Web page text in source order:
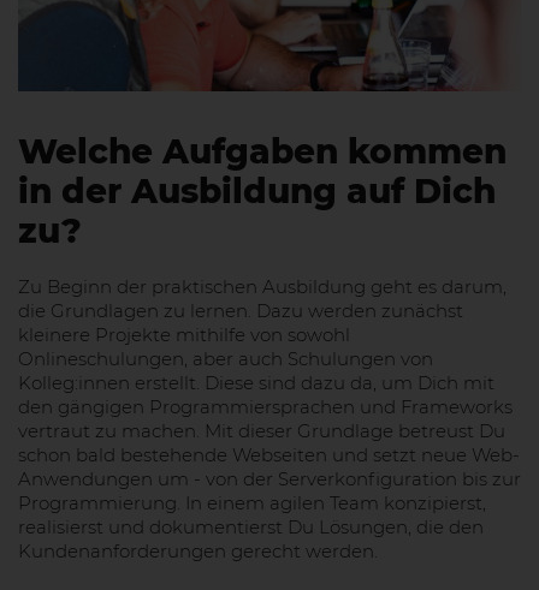
Welche Aufgaben kommen
in der Ausbildung auf Dich
zu?
Zu Beginn der praktischen Ausbildung geht es darum,
die Grundlagen zu lernen. Dazu werden zunächst
kleinere Projekte mithilfe von sowohl
Onlineschulungen, aber auch Schulungen von
Kolleg:innen erstellt. Diese sind dazu da, um Dich mit
den gängigen Programmiersprachen und Frameworks
vertraut zu machen. Mit dieser Grundlage betreust Du
schon bald bestehende Webseiten und setzt neue Web-
Anwendungen um - von der Serverkonfiguration bis zur
Programmierung. In einem agilen Team konzipierst,
realisierst und dokumentierst Du Lösungen, die den
Kundenanforderungen gerecht werden.